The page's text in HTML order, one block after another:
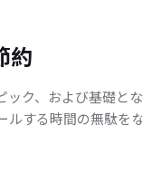
約
ック、および基礎と
する時間の無駄を